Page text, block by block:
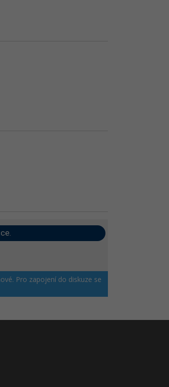
Pro zapojení do diskuze se